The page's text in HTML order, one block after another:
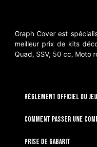
Graph Cover est
meilleur prix de kits
Quad, SSV, 50 cc, Moto
RÈGLEMENT OFFICIEL DU
Comment passer une
Prise de gabarit